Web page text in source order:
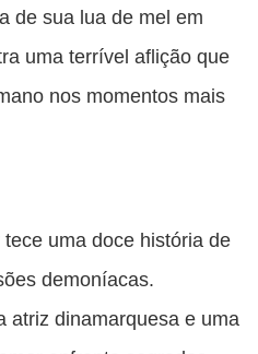
de sua lua de mel em
uma terrível aflição que
nos momentos mais
uma doce história de
demoníacas.
atriz dinamarquesa e uma